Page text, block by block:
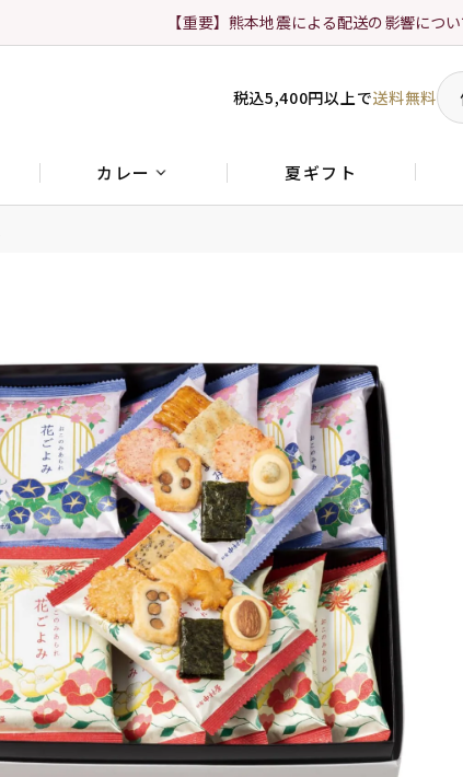
【重要】熊本地震による配送の影響につい
税込5,400円以上で送料無料
カレー 夏ギフト